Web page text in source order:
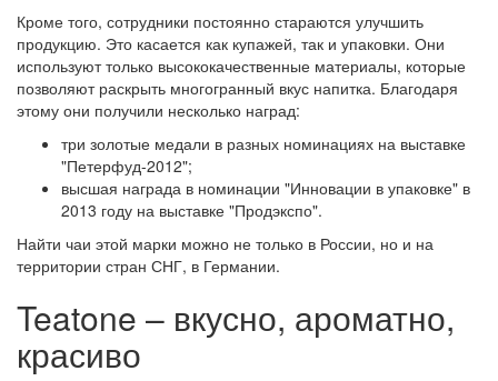
Кроме того, сотрудники постоянно стараются улучшить
продукцию. Это касается как купажей, так и упаковки. Они
используют только высококачественные материалы, которые
позволяют раскрыть многогранный вкус напитка. Благодаря
этому они получили несколько наград:
три золотые медали в разных номинациях на выставке
"Петерфуд-2012";
высшая награда в номинации "Инновации в упаковке" в
2013 году на выставке "Продэкспо".
Найти чаи этой марки можно не только в России, но и на
территории стран СНГ, в Германии.
Teatone – вкусно, ароматно,
красиво